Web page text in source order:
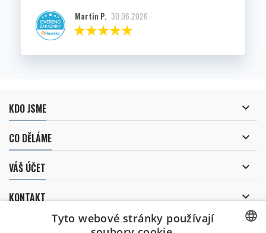
Martin P. 30.06.2026
KDO JSME 
CO DĚLÁME 
VÁŠ ÚČET 
KONTAKT 
ODBĚR NOVINEK
Tyto webové stránky používají